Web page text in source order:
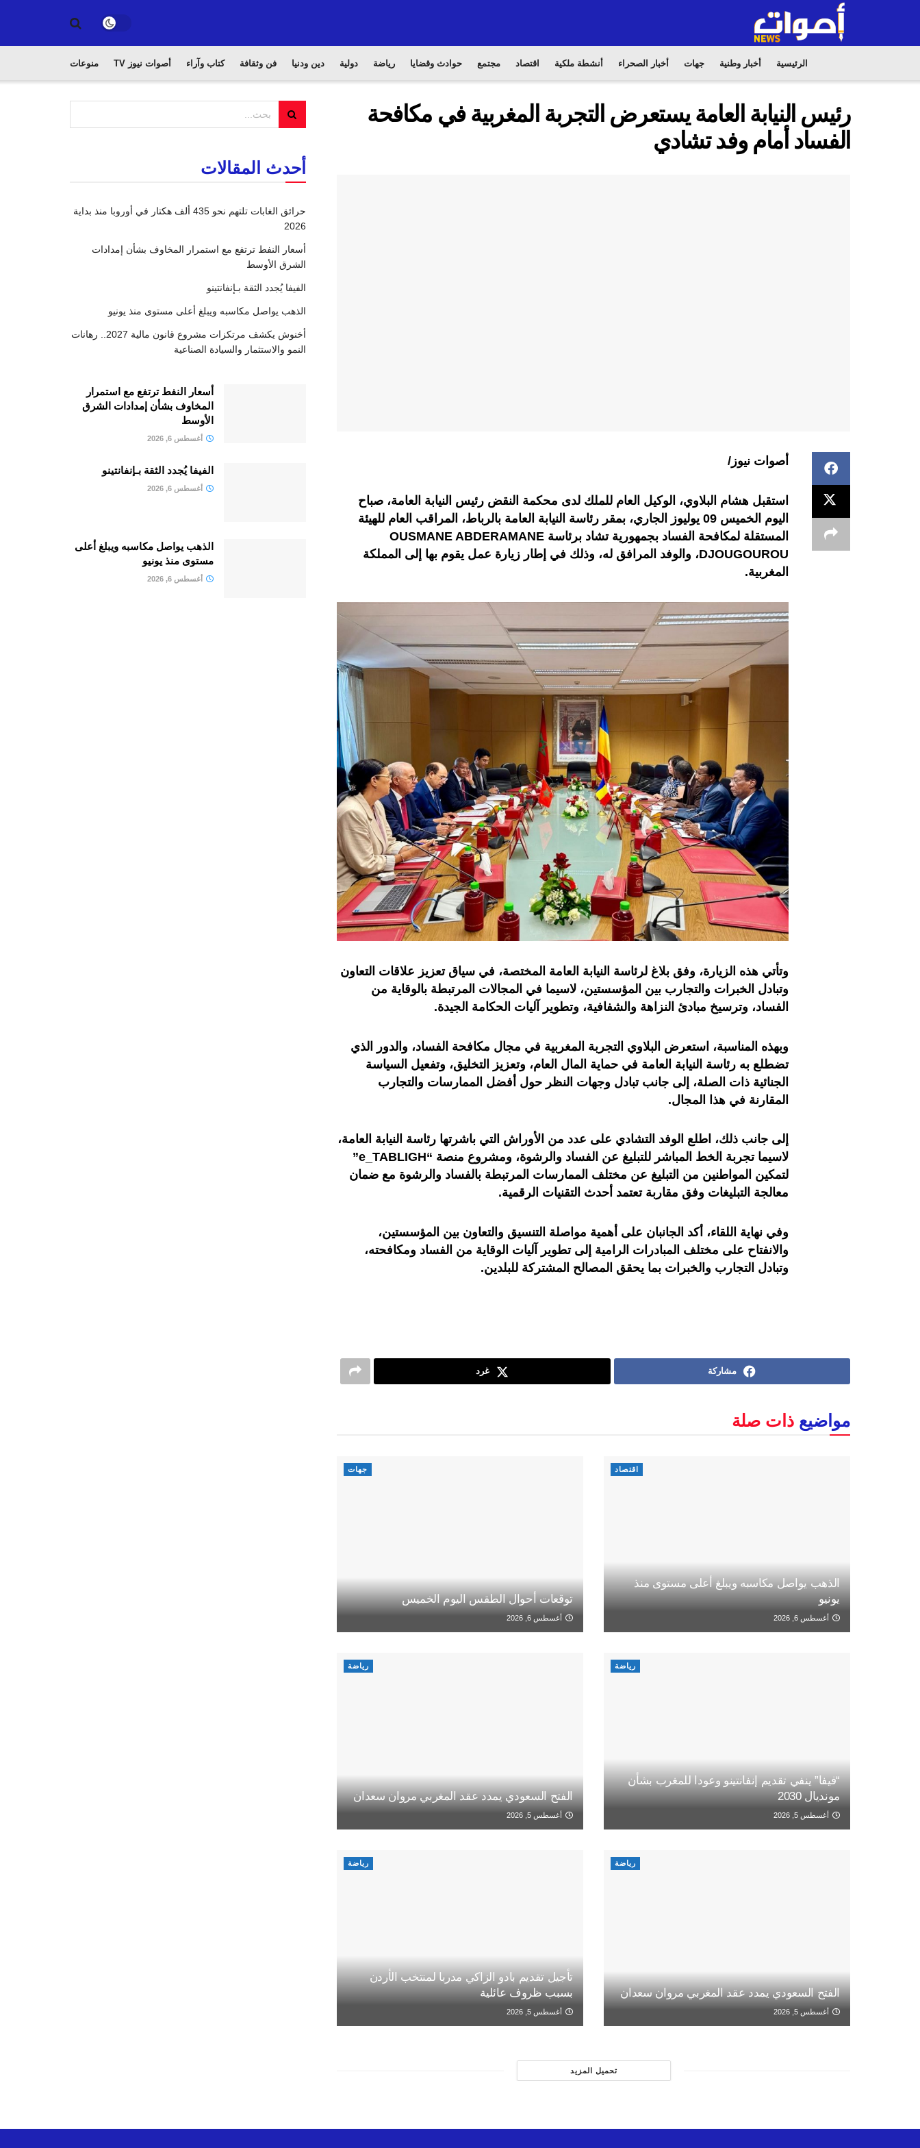
الرئيسية أخبار وطنية جهات أخبار الصحراء أنشطة ملكية اقتصاد مجتمع حوادث وقضايا رياضة دولية دين ودنيا فن وثقافة كتاب وآراء أصوات نيوز TV منوعات
رئيس النيابة العامة يستعرض التجربة المغربية في مكافحة
الفساد أمام وفد تشادي
أصوات نيوز/
استقبل هشام البلاوي، الوكيل العام للملك لدى محكمة النقض رئيس النيابة العامة، صباح
اليوم الخميس 09 يوليوز الجاري، بمقر رئاسة النيابة العامة بالرباط، المراقب العام للهيئة
المستقلة لمكافحة الفساد بجمهورية تشاد برئاسة OUSMANE ABDERAMANE
DJOUGOUROU، والوفد المرافق له، وذلك في إطار زيارة عمل يقوم بها إلى المملكة
المغربية.
وتأتي هذه الزيارة، وفق بلاغ لرئاسة النيابة العامة المختصة، في سياق تعزيز علاقات التعاون
وتبادل الخبرات والتجارب بين المؤسستين، لاسيما في المجالات المرتبطة بالوقاية من
الفساد، وترسيخ مبادئ النزاهة والشفافية، وتطوير آليات الحكامة الجيدة.
وبهذه المناسبة، استعرض البلاوي التجربة المغربية في مجال مكافحة الفساد، والدور الذي
تضطلع به رئاسة النيابة العامة في حماية المال العام، وتعزيز التخليق، وتفعيل السياسة
الجنائية ذات الصلة، إلى جانب تبادل وجهات النظر حول أفضل الممارسات والتجارب
المقارنة في هذا المجال.
إلى جانب ذلك، اطلع الوفد التشادي على عدد من الأوراش التي باشرتها رئاسة النيابة العامة،
لاسيما تجربة الخط المباشر للتبليغ عن الفساد والرشوة، ومشروع منصة “e_TABLIGH”
لتمكين المواطنين من التبليغ عن مختلف الممارسات المرتبطة بالفساد والرشوة مع ضمان
معالجة التبليغات وفق مقاربة تعتمد أحدث التقنيات الرقمية.
وفي نهاية اللقاء، أكد الجانبان على أهمية مواصلة التنسيق والتعاون بين المؤسستين،
والانفتاح على مختلف المبادرات الرامية إلى تطوير آليات الوقاية من الفساد ومكافحته،
وتبادل التجارب والخبرات بما يحقق المصالح المشتركة للبلدين.
مشاركة غرد
مواضيع ذات صلة
اقتصاد
الذهب يواصل مكاسبه ويبلغ أعلى مستوى منذ
يونيو
أغسطس 6, 2026
جهات
توقعات أحوال الطقس اليوم الخميس
أغسطس 6, 2026
رياضة
“فيفا” ينفي تقديم إنفانتينو وعودا للمغرب بشأن
مونديال 2030
أغسطس 5, 2026
رياضة
الفتح السعودي يمدد عقد المغربي مروان سعدان
أغسطس 5, 2026
رياضة
الفتح السعودي يمدد عقد المغربي مروان سعدان
أغسطس 5, 2026
رياضة
تأجيل تقديم بادو الزاكي مدربا لمنتخب الأردن
بسبب ظروف عائلية
أغسطس 5, 2026
تحميل المزيد
أحدث المقالات
حرائق الغابات تلتهم نحو 435 ألف هكتار في أوروبا منذ بداية
2026
أسعار النفط ترتفع مع استمرار المخاوف بشأن إمدادات
الشرق الأوسط
الفيفا يُجدد الثقة بـإنفانتينو
الذهب يواصل مكاسبه ويبلغ أعلى مستوى منذ يونيو
أخنوش يكشف مرتكزات مشروع قانون مالية 2027.. رهانات
النمو والاستثمار والسيادة الصناعية
أسعار النفط ترتفع مع استمرار
المخاوف بشأن إمدادات الشرق
الأوسط
أغسطس 6, 2026
الفيفا يُجدد الثقة بـإنفانتينو
أغسطس 6, 2026
الذهب يواصل مكاسبه ويبلغ أعلى
مستوى منذ يونيو
أغسطس 6, 2026